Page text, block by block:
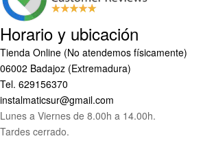
Horario y ubicación
Tienda Online (No atendemos físicamente)
06002 Badajoz (Extremadura)
Tel. 629156370
instalmaticsur@gmail.com
Lunes a Viernes de 8.00h a 14.00h.
Tardes cerrado.